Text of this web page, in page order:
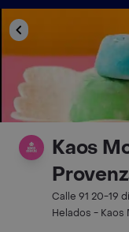
Kaos
Calle 91 20-19
Helados - Kaos